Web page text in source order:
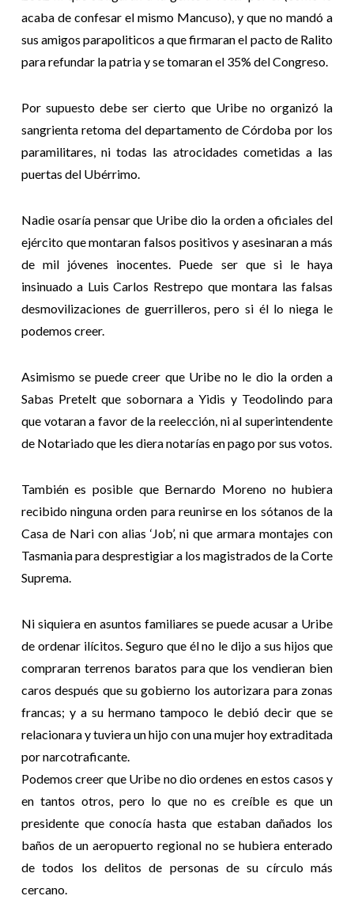
acaba de confesar el mismo Mancuso), y que no mandó a
sus amigos parapoliticos a que firmaran el pacto de Ralito
para refundar la patria y se tomaran el 35% del Congreso.
Por supuesto debe ser cierto que Uribe no organizó la
sangrienta retoma del departamento de Córdoba por los
paramilitares, ni todas las atrocidades cometidas a las
puertas del Ubérrimo.
Nadie osaría pensar que Uribe dio la orden a oficiales del
ejército que montaran falsos positivos y asesinaran a más
de mil jóvenes inocentes. Puede ser que si le haya
insinuado a Luis Carlos Restrepo que montara las falsas
desmovilizaciones de guerrilleros, pero si él lo niega le
podemos creer.
Asimismo se puede creer que Uribe no le dio la orden a
Sabas Pretelt que sobornara a Yidis y Teodolindo para
que votaran a favor de la reelección, ni al superintendente
de Notariado que les diera notarías en pago por sus votos.
También es posible que Bernardo Moreno no hubiera
recibido ninguna orden para reunirse en los sótanos de la
Casa de Nari con alias ‘Job’, ni que armara montajes con
Tasmania para desprestigiar a los magistrados de la Corte
Suprema.
Ni siquiera en asuntos familiares se puede acusar a Uribe
de ordenar ilícitos. Seguro que él no le dijo a sus hijos que
compraran terrenos baratos para que los vendieran bien
caros después que su gobierno los autorizara para zonas
francas; y a su hermano tampoco le debió decir que se
relacionara y tuviera un hijo con una mujer hoy extraditada
por narcotraficante.
Podemos creer que Uribe no dio ordenes en estos casos y
en tantos otros, pero lo que no es creíble es que un
presidente que conocía hasta que estaban dañados los
baños de un aeropuerto regional no se hubiera enterado
de todos los delitos de personas de su círculo más
cercano.